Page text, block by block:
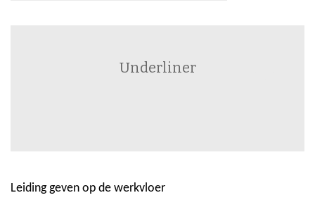
Underliner
Leiding geven op de werkvloer